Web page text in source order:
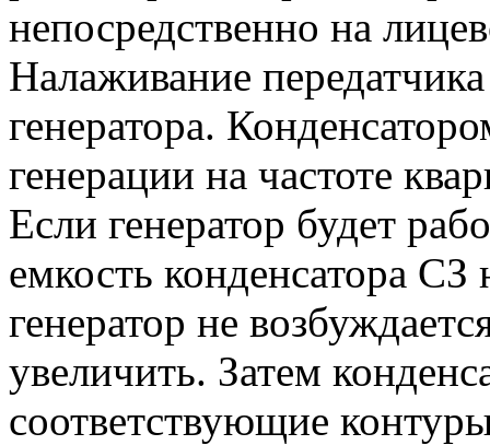
непосредственно на
Налаживание
генератора.
генерации на частоте
Если генератор будет
емкость конденсатора
генератор не
увеличить. Затем
соответствующие